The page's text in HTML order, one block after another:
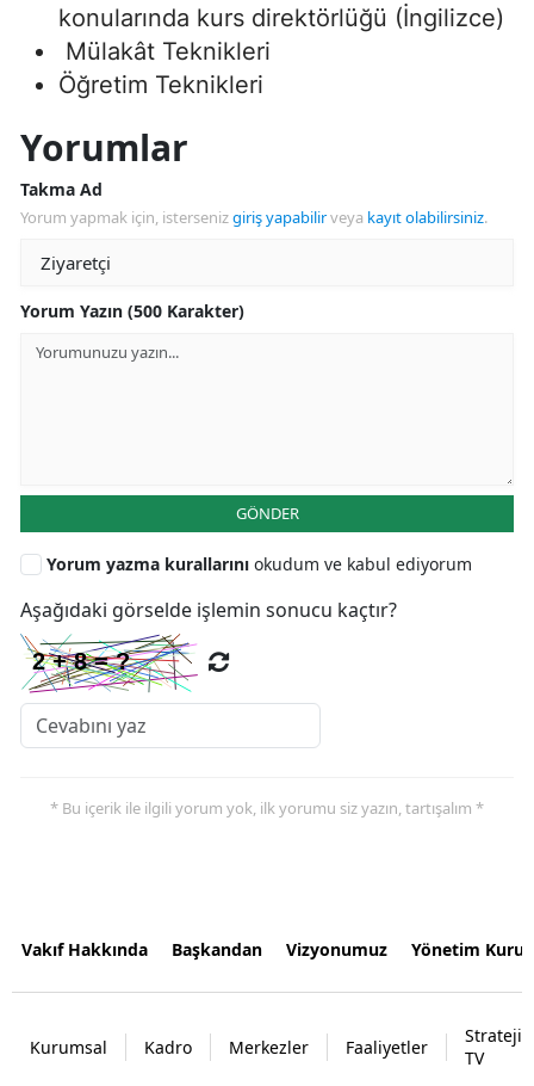
konularında kurs direktörlüğü (İngilizce)
Mülakât Teknikleri
Öğretim Teknikleri
Yorumlar
Takma Ad
Yorum yapmak için, istersenizgiriş yapabilirveya kayıt olabilirsiniz.
Yorum Yazın (500 Karakter)
GÖNDER
Yorum yazma kurallarını okudum ve kabul ediyorum
Aşağıdaki görselde işlemin sonucu kaçtır?
* Bu içerik ile ilgili yorum yok, ilk yorumu siz yazın, tartışalım *
Vakıf Hakkında Başkandan Vizyonumuz Yönetim
Kurumsal Kadro Merkezler Faaliyetler
Strateji
TV